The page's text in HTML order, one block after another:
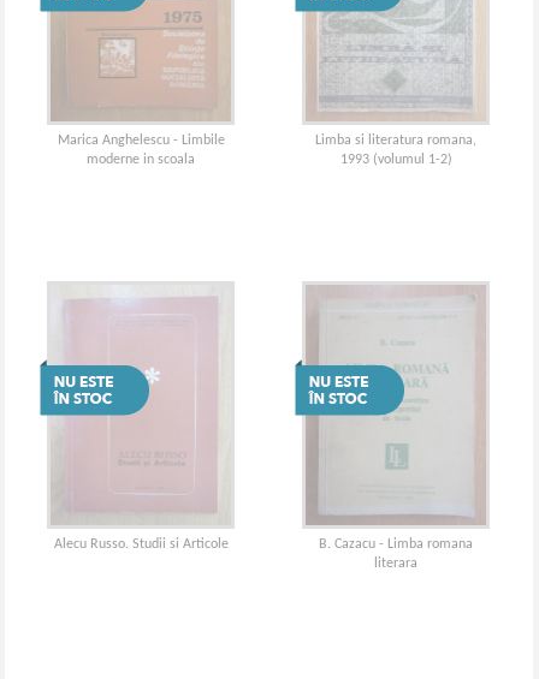
Marica Anghelescu - Limbile
moderne in scoala
Limba si literatura romana,
1993 (volumul 1-2)
Alecu Russo. Studii si Articole
B. Cazacu - Limba romana
literara